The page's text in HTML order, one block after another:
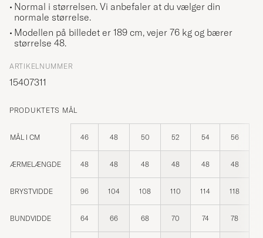
Normal i størrelsen. Vi anbefaler at du vælger din
normale størrelse.
Modellen på billedet er 189 cm, vejer 76 kg og bærer
størrelse 48.
ARTIKELNUMMER
15407311
PRODUKTETS MÅL
MÅL I CM 46 48 50 52 54 56
ÆRMELÆNGDE 48 48 48 48 48 48
BRYSTVIDDE 96 104 108 110 114 118
BUNDVIDDE 64 66 68 70 74 78